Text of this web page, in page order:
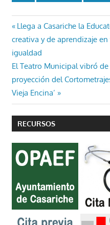
Navegación
de
entradas
Entrada
anterior:
Llega a Casariche la
creativa y de aprendizaje
igualdad
Entrada
siguiente:
El Teatro Municipal vibró
proyección del
Vieja Encina’
RECURSOS